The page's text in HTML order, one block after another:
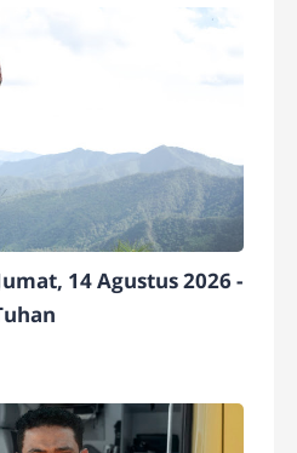
14 Agustus 2026 -